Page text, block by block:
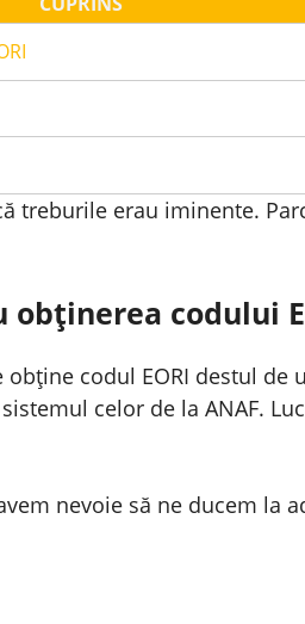
treburile erau iminente.
codului
codul EORI destul
celor de la ANAF.
nevoie să ne ducem la